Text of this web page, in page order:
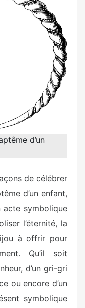
d’un
de célébrer
d’un enfant,
acte symbolique
l’éternité, la
à offrir pour
Qu’il soit
d’un gri-gri
ou encore d’un
symbolique